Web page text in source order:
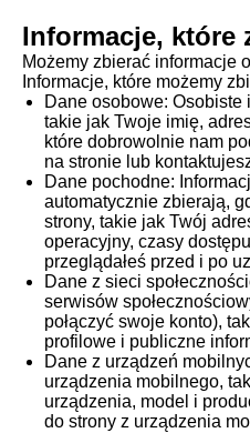
Informacje, które
Możemy zbierać informacje
Informacje, które możemy
Dane osobowe:
takie jak Twoje imię,
które dobrowolnie nam
na stronie lub
Dane pochodne:
automatycznie zbierają,
strony, takie jak Twój
operacyjny, czasy
przeglądałeś przed i po
Dane z sieci
serwisów
połączyć swoje konto),
profilowe i publiczne
Dane z urządzeń
urządzenia mobilnego,
urządzenia, model i
do strony z urządzenia